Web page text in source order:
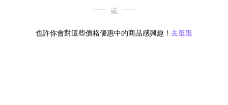
或
也許你會對這些價格優惠中的商品感興趣！ 去逛逛